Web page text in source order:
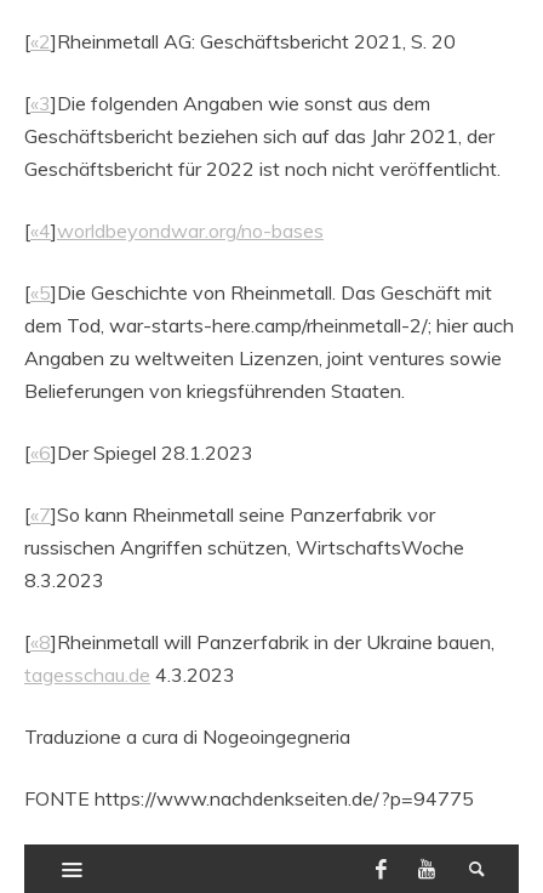
[«2]Rheinmetall AG: Geschäftsbericht 2021, S. 20
[«3]Die folgenden Angaben wie sonst aus dem
Geschäftsbericht beziehen sich auf das Jahr 2021, der
Geschäftsbericht für 2022 ist noch nicht veröffentlicht.
[«4]worldbeyondwar.org/no-bases
[«5]Die Geschichte von Rheinmetall. Das Geschäft mit
dem Tod, war-starts-here.camp/rheinmetall-2/; hier auch
Angaben zu weltweiten Lizenzen, joint ventures sowie
Belieferungen von kriegsführenden Staaten.
[«6]Der Spiegel 28.1.2023
[«7]So kann Rheinmetall seine Panzerfabrik vor
russischen Angriffen schützen, WirtschaftsWoche
8.3.2023
[«8]Rheinmetall will Panzerfabrik in der Ukraine bauen,
tagesschau.de 4.3.2023
Traduzione a cura di Nogeoingegneria
FONTE https://www.nachdenkseiten.de/?p=94775